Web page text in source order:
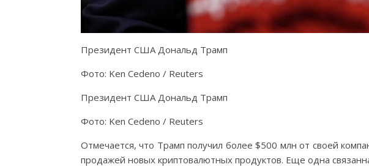
Президент США Дональд Трамп
Фото: Ken Cedeno / Reuters
Президент США Дональд Трамп
Фото: Ken Cedeno / Reuters
Отмечается, что Трамп получил более $500 млн от своей
продажей новых криптовалютных продуктов. Еще одна